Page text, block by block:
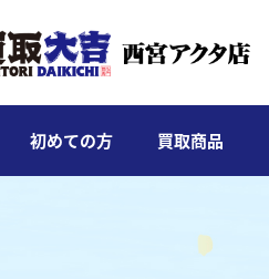
初めての方 買取商品